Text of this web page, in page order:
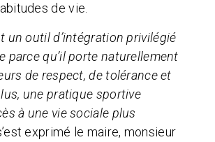
de vie.
un outil d’intégration privilégié
parce qu’il porte naturellement
de respect, de tolérance et
une pratique sportive
à une vie sociale plus
exprimé le maire, monsieur